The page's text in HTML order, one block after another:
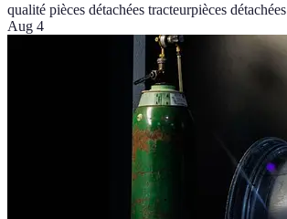
qualité pièces détachées tracteurpièces détachées
Aug 4